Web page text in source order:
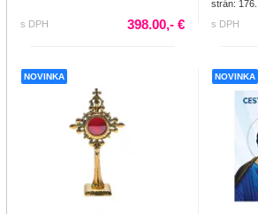
s DPH 398.00,- €
strán: 176...
s DPH
NOVINKA NOVINKA